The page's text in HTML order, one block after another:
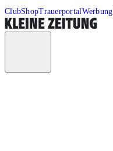
ClubShopTrauerportalWerbung